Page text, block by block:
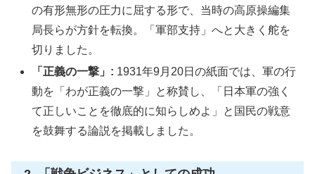
の有形無形の圧力に屈する形で、当時の高原操編集
局長らが方針を転換。「軍部支持」へと大きく舵を
切りました。
「正義の一撃」: 1931年9月20日の紙面では、軍の行
動を「わが正義の一撃」と称賛し、「日本軍の強く
て正しいことを徹底的に知らしめよ」と国民の戦意
を鼓舞する論説を掲載しました。